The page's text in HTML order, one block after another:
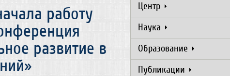
работу
развитие в
Центр
Наука
Образование
Публикации